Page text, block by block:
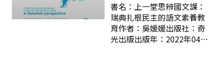
書名：上一堂思辨國文課：
瑞典扎根民主的語文素養教
育作者：吳媛媛出版社：奇
光出版出版年：2022年04月